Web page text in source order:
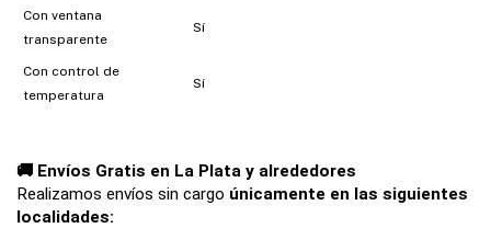
Con ventana
transparente
Sí
Con control de
temperatura
Sí
🚚 Envíos Gratis en La Plata y alrededores
Realizamos envíos sin cargo únicamente en las siguientes
localidades: